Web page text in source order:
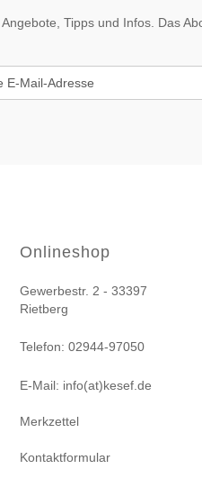
Tipps und Infos. Das
Onlineshop
Gewerbestr. 2 - 33397
Rietberg
Telefon: 02944-97050
E-Mail: info(at)kesef.de
Merkzettel
Kontaktformular